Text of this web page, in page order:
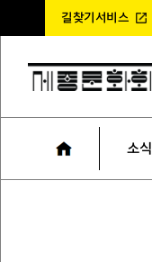
길찾기서비스
소식